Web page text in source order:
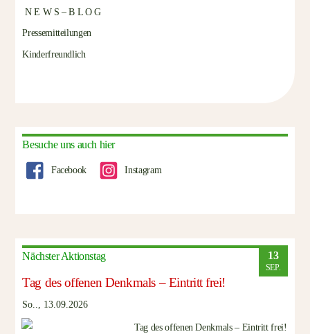
N E W S – B L O G
Pressemitteilungen
Kinderfreundlich
Besuche uns auch hier
Facebook Instagram
Nächster Aktionstag 13
SEP.
Tag des offenen Denkmals – Eintritt frei!
So.., 13.09.2026